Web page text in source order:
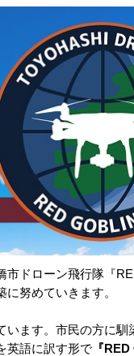
ドローン飛行隊『
努めていきます。
います。市民の方に馴
英語に訳す形で 『